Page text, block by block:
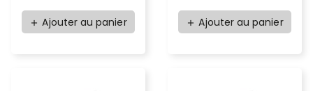
add Ajouter au panier add Ajouter au panier